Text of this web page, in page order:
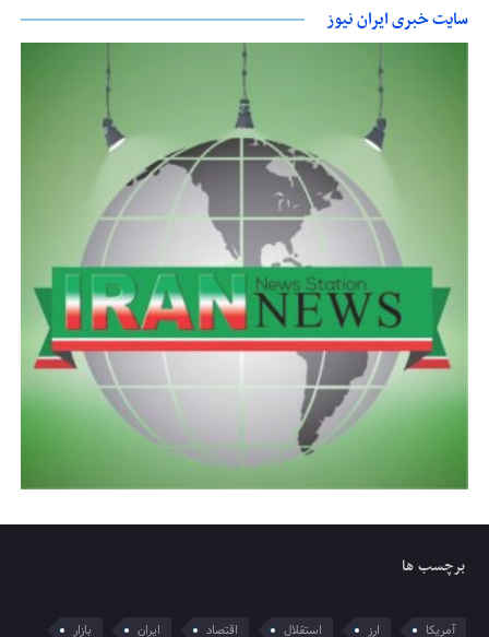
سایت خبری ایران نیوز
برچسب ها
آمریکا ارز استقلال اقتصاد ایران بازار